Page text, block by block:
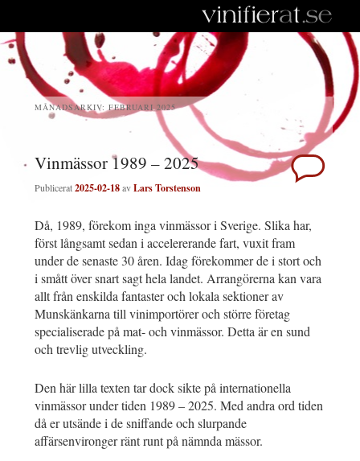
MÅNADSARKIV:FEBRUARI 2025
Vinmässor 1989 – 2025
Publicerat2025-02-18avLars Torstenson
Då, 1989, förekom inga vinmässor i Sverige. Slika har,
först långsamt sedan i accelererande fart, vuxit fram
under de senaste 30 åren. Idag förekommer de i stort och
i smått över snart sagt hela landet. Arrangörerna kan vara
allt från enskilda fantaster och lokala sektioner av
Munskänkarna till vinimportörer och större företag
specialiserade på mat- och vinmässor. Detta är en sund
och trevlig utveckling.
Den här lilla texten tar dock sikte på internationella
vinmässor under tiden 1989 – 2025. Med andra ord tiden
då er utsände i de sniffande och slurpande
affärsenvironger ränt runt på nämnda mässor.